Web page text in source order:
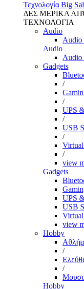
Τεχνολογία Big
ΔΕΣ ΜΕΡΙΚΑ
ΤΕΧΝΟΛΟΓΙΑ
Audio
Audio
Audio
Audio
Gadgets
/
/
UPS
/
USB
/
/
view
Gadgets
UPS
USB
view
Hobby
/
/
Hobby